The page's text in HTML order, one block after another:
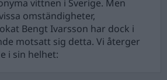
vittnen i Sverige. Men
omständigheter,
Bengt Ivarsson har dock i
motsatt sig detta. Vi återger
i sin helhet: